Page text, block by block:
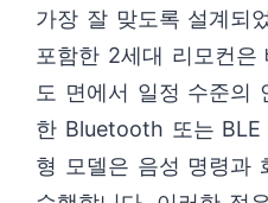
가장 잘 맞도록 설계되
포함한 2세대 리모컨
도 면에서 일정 수준의
한 Bluetooth 또는 BLE
형 모델은 음성 명령과